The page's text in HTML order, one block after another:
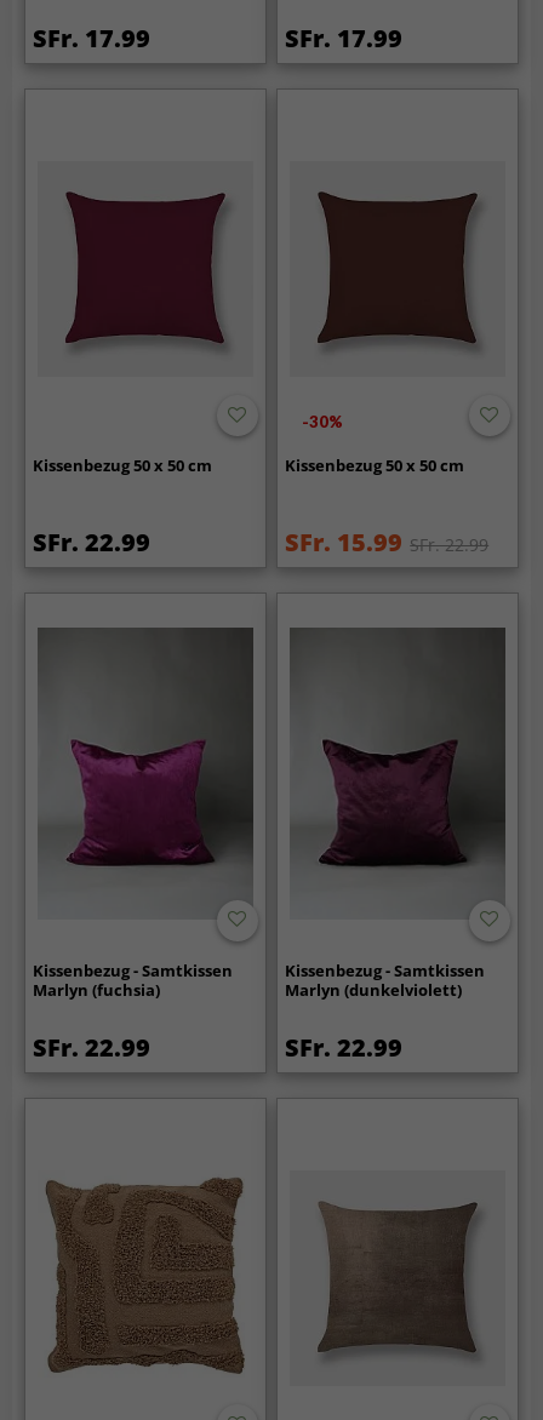
SFr. 17.99 SFr. 17.99
Kissenbezug 50 x 50 cm
SFr. 22.99
-30%
Kissenbezug 50 x 50 cm
SFr. 15.99 SFr. 22.99
Kissenbezug - Samtkissen
Marlyn (fuchsia)
SFr. 22.99
Kissenbezug - Samtkissen
Marlyn (dunkelviolett)
SFr. 22.99